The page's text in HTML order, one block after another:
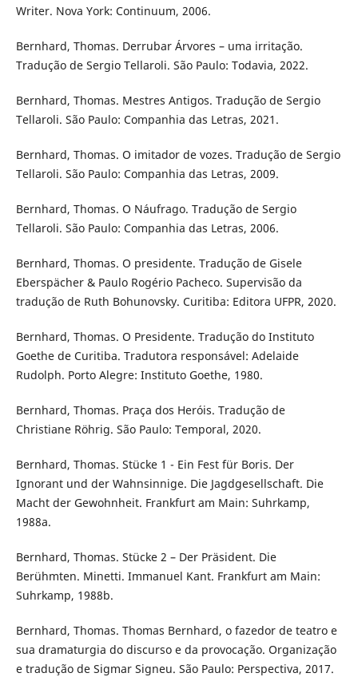
Writer. Nova York: Continuum, 2006.
Bernhard, Thomas. Derrubar Árvores – uma irritação.
Tradução de Sergio Tellaroli. São Paulo: Todavia, 2022.
Bernhard, Thomas. Mestres Antigos. Tradução de Sergio
Tellaroli. São Paulo: Companhia das Letras, 2021.
Bernhard, Thomas. O imitador de vozes. Tradução de Sergio
Tellaroli. São Paulo: Companhia das Letras, 2009.
Bernhard, Thomas. O Náufrago. Tradução de Sergio
Tellaroli. São Paulo: Companhia das Letras, 2006.
Bernhard, Thomas. O presidente. Tradução de Gisele
Eberspächer & Paulo Rogério Pacheco. Supervisão da
tradução de Ruth Bohunovsky. Curitiba: Editora UFPR, 2020.
Bernhard, Thomas. O Presidente. Tradução do Instituto
Goethe de Curitiba. Tradutora responsável: Adelaide
Rudolph. Porto Alegre: Instituto Goethe, 1980.
Bernhard, Thomas. Praça dos Heróis. Tradução de
Christiane Röhrig. São Paulo: Temporal, 2020.
Bernhard, Thomas. Stücke 1 - Ein Fest für Boris. Der
Ignorant und der Wahnsinnige. Die Jagdgesellschaft. Die
Macht der Gewohnheit. Frankfurt am Main: Suhrkamp,
1988a.
Bernhard, Thomas. Stücke 2 – Der Präsident. Die
Berühmten. Minetti. Immanuel Kant. Frankfurt am Main:
Suhrkamp, 1988b.
Bernhard, Thomas. Thomas Bernhard, o fazedor de teatro e
sua dramaturgia do discurso e da provocação. Organização
e tradução de Sigmar Signeu. São Paulo: Perspectiva, 2017.